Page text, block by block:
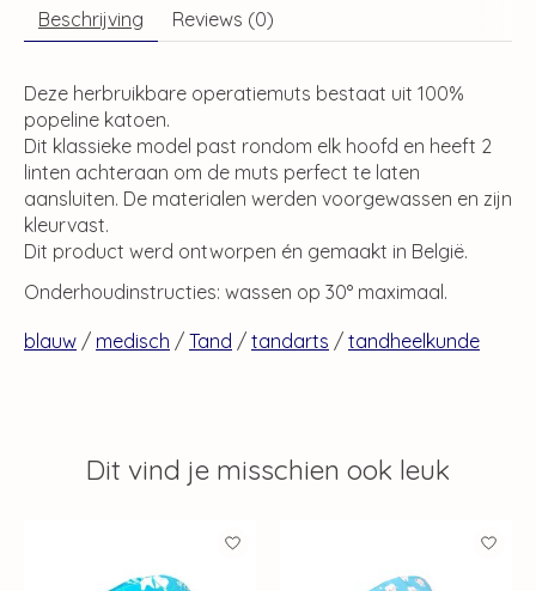
Beschrijving Reviews (0)
Deze herbruikbare operatiemuts bestaat uit 100%
popeline katoen.
Dit klassieke model past rondom elk hoofd en heeft 2
linten achteraan om de muts perfect te laten
aansluiten. De materialen werden voorgewassen en zijn
kleurvast.
Dit product werd ontworpen én gemaakt in België.
Onderhoudinstructies: wassen op 30° maximaal.
blauw / medisch / Tand / tandarts / tandheelkunde
Dit vind je misschien ook leuk
Items van productcarrousel